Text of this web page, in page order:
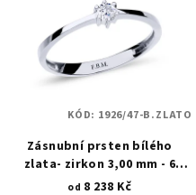
Zásnubní prsten bílého
zlata- zirkon 3,00 mm - 6
krapen 1926
od 8 238 Kč
KÓD: 1926/47-B.ZLATO